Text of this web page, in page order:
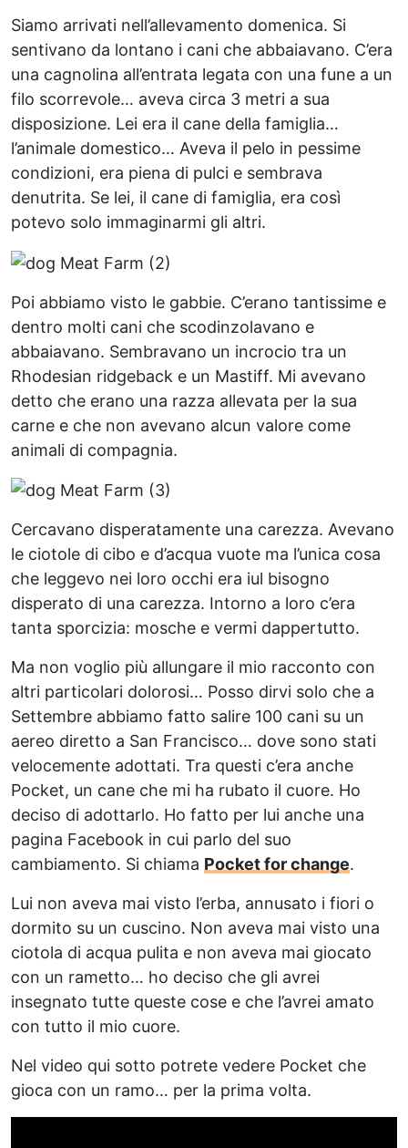
Siamo arrivati nell’allevamento domenica. Si
sentivano da lontano i cani che abbaiavano. C’era
una cagnolina all’entrata legata con una fune a un
filo scorrevole… aveva circa 3 metri a sua
disposizione. Lei era il cane della famiglia…
l’animale domestico… Aveva il pelo in pessime
condizioni, era piena di pulci e sembrava
denutrita. Se lei, il cane di famiglia, era così
potevo solo immaginarmi gli altri.
Poi abbiamo visto le gabbie. C’erano tantissime e
dentro molti cani che scodinzolavano e
abbaiavano. Sembravano un incrocio tra un
Rhodesian ridgeback e un Mastiff. Mi avevano
detto che erano una razza allevata per la sua
carne e che non avevano alcun valore come
animali di compagnia.
Cercavano disperatamente una carezza. Avevano
le ciotole di cibo e d’acqua vuote ma l’unica cosa
che leggevo nei loro occhi era iul bisogno
disperato di una carezza. Intorno a loro c’era
tanta sporcizia: mosche e vermi dappertutto.
Ma non voglio più allungare il mio racconto con
altri particolari dolorosi… Posso dirvi solo che a
Settembre abbiamo fatto salire 100 cani su un
aereo diretto a San Francisco… dove sono stati
velocemente adottati. Tra questi c’era anche
Pocket, un cane che mi ha rubato il cuore. Ho
deciso di adottarlo. Ho fatto per lui anche una
pagina Facebook in cui parlo del suo
cambiamento. Si chiama Pocket for change.
Lui non aveva mai visto l’erba, annusato i fiori o
dormito su un cuscino. Non aveva mai visto una
ciotola di acqua pulita e non aveva mai giocato
con un rametto… ho deciso che gli avrei
insegnato tutte queste cose e che l’avrei amato
con tutto il mio cuore.
Nel video qui sotto potrete vedere Pocket che
gioca con un ramo… per la prima volta.